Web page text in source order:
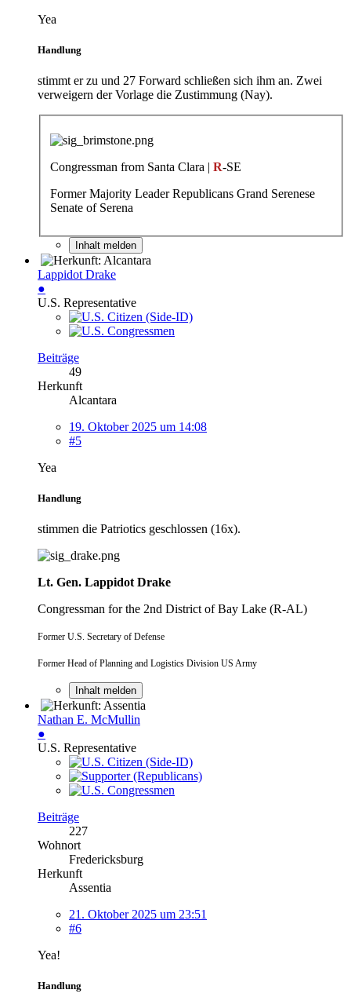
Yea
Handlung
stimmt er zu und 27 Forward schließen sich ihm an. Zwei
verweigern der Vorlage die Zustimmung (Nay).
Congressman from Santa Clara | R-SE
Former Majority Leader Republicans Grand Serenese
Senate of Serena
Inhalt melden
Lappidot Drake
●
U.S. Representative
Beiträge
49
Herkunft
Alcantara
19. Oktober 2025 um 14:08
#5
Yea
Handlung
stimmen die Patriotics geschlossen (16x).
Lt. Gen. Lappidot Drake
Congressman for the 2nd District of Bay Lake (R-AL)
Former U.S. Secretary of Defense
Former Head of Planning and Logistics Division US Army
Inhalt melden
Nathan E. McMullin
●
U.S. Representative
Beiträge
227
Wohnort
Fredericksburg
Herkunft
Assentia
21. Oktober 2025 um 23:51
#6
Yea!
Handlung